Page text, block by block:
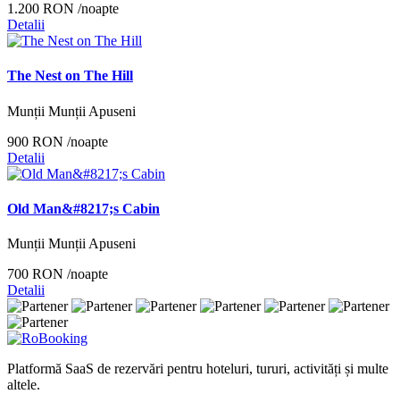
1.200 RON /noapte
Detalii
The Nest on The Hill
Munții Munții Apuseni
900 RON /noapte
Detalii
Old Man&#8217;s Cabin
Munții Munții Apuseni
700 RON /noapte
Detalii
Platformă SaaS de rezervări pentru hoteluri, tururi, activități și multe
altele.